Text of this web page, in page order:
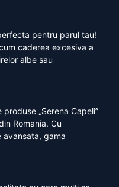
pentru parul tau!
caderea excesiva a
albe sau
„Serena Capeli”
Romania. Cu
avansata, gama